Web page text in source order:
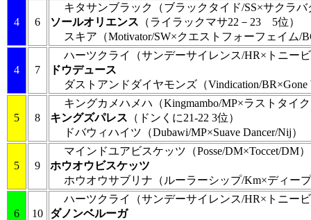
4 6
キタサンブラック
（ブラックタイド/SS×サクラ
ソールオリエンス （ライラックマサ22－23 5位）
スキア （Motivator/SW×クエストフォーフェイム/
4 7
ハーツクライ
（サンデーサイレンス/HR×トニー
ドウデュース
ダストアンドダイヤモンズ （Vindication/
5 8
キングカメハメハ （Kingmambo/MP×ラストタイ
キングズパレス （ドンくに21-22 3位）
ドバウィハイツ （Dubawi/MP×Suave Dancer/Nij）
5 9
マインドユアビスケッツ （Posse/DM×Toccet/DM）
ホウオウビスケッツ
ホウオウサブリナ （ルーラーシップ/Km×ディー
6 10
ハーツクライ
（サンデーサイレンス/HR×トニー
ダノンベルーガ